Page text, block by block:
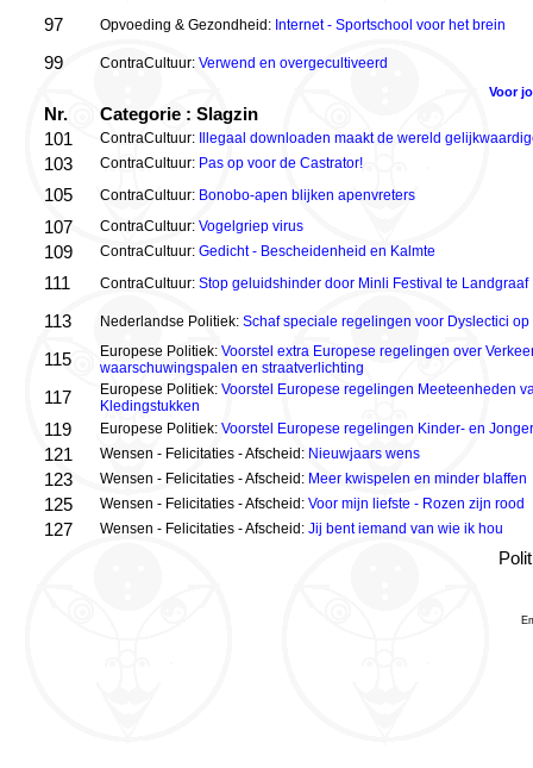
97 Opvoeding & Gezondheid: Internet - Sportschool voor het brein
99 ContraCultuur: Verwend en overgecultiveerd
Voor
Nr.
Categorie : Slagzin
101
ContraCultuur: Illegaal downloaden maakt de wereld
103 ContraCultuur: Pas op voor de Castrator!
105 ContraCultuur: Bonobo-apen blijken apenvreters
107 ContraCultuur: Vogelgriep virus
109 ContraCultuur: Gedicht - Bescheidenheid en Kalmte
111 ContraCultuur: Stop geluidshinder door Minli Festival te Landgraaf
113 Nederlandse Politiek: Schaf speciale regelingen voor Dyslectici op
115 Europese Politiek: Voorstel extra Europese regelingen over
waarschuwingspalen en straatverlichting
117 Europese Politiek: Voorstel Europese regelingen Meeteenheden
Kledingstukken
119 Europese Politiek: Voorstel Europese regelingen Kinder- en
121 Wensen - Felicitaties - Afscheid: Nieuwjaars wens
123 Wensen - Felicitaties - Afscheid: Meer kwispelen en minder blaffen
125 Wensen - Felicitaties - Afscheid: Voor mijn liefste - Rozen zijn rood
127 Wensen - Felicitaties - Afscheid: Jij bent iemand van wie ik hou